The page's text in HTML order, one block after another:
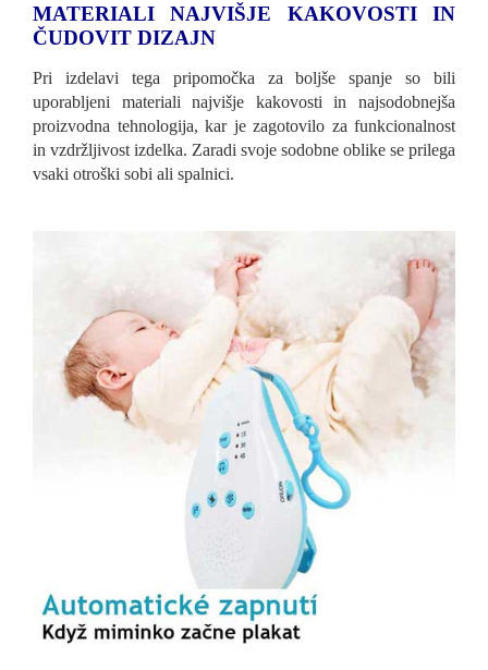
MATERIALI NAJVIŠJE KAKOVOSTI IN
ČUDOVIT DIZAJN
Pri izdelavi tega pripomočka za boljše spanje so bili
uporabljeni materiali najvišje kakovosti in najsodobnejša
proizvodna tehnologija, kar je zagotovilo za funkcionalnost
in vzdržljivost izdelka. Zaradi svoje sodobne oblike se prilega
vsaki otroški sobi ali spalnici.